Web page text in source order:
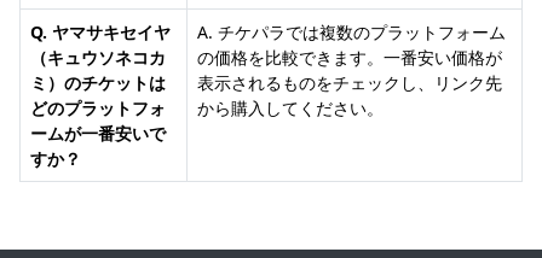
Q. ヤマサキセイヤ
（キュウソネコカ
ミ）のチケットは
どのプラットフォ
ームが一番安いで
すか？
A. チケパラでは複数のプラットフォーム
の価格を比較できます。一番安い価格が
表示されるものをチェックし、リンク先
から購入してください。